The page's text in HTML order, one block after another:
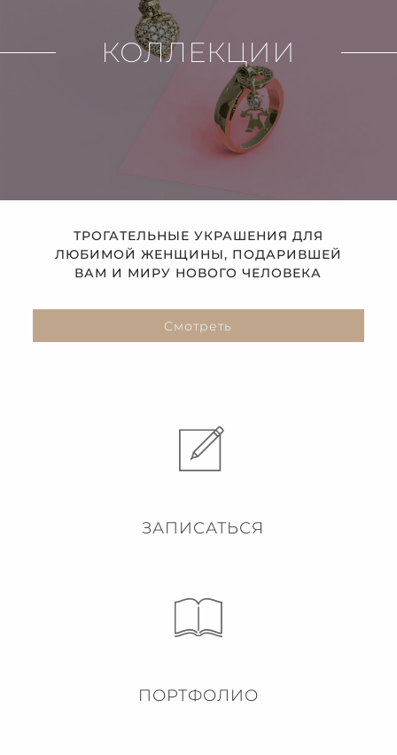
КОЛЛЕКЦИИ
ТРОГАТЕЛЬНЫЕ УКРАШЕНИЯ ДЛЯ
ЛЮБИМОЙ ЖЕНЩИНЫ, ПОДАРИВШЕЙ
ВАМ И МИРУ НОВОГО ЧЕЛОВЕКА
Смотреть
ЗАПИСАТЬСЯ
ПОРТФОЛИО